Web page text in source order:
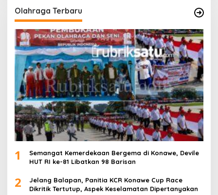
Olahraga Terbaru
1
Semangat Kemerdekaan Bergema di Konawe, Devile
HUT RI ke-81 Libatkan 98 Barisan
2
Jelang Balapan, Panitia KCR Konawe Cup Race
Dikritik Tertutup, Aspek Keselamatan Dipertanyakan